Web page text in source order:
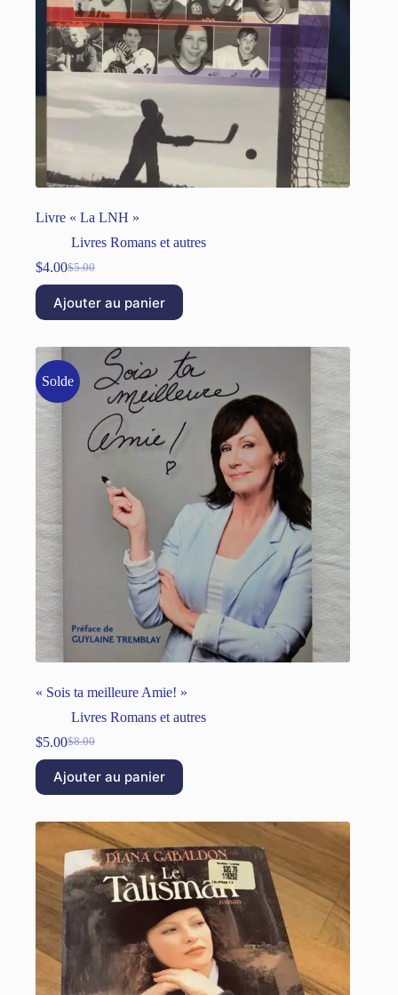
Livre « La LNH »
Livres Romans et autres
$5.00
$4.00
Ajouter au panier
Solde
« Sois ta meilleure Amie! »
Livres Romans et autres
$8.00
$5.00
Ajouter au panier